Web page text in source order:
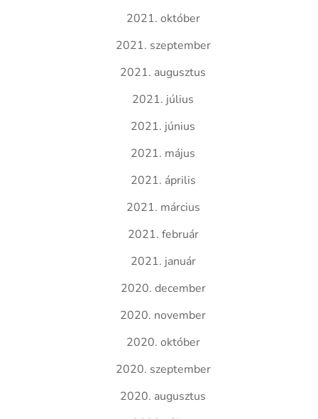
2021. október
2021. szeptember
2021. augusztus
2021. július
2021. június
2021. május
2021. április
2021. március
2021. február
2021. január
2020. december
2020. november
2020. október
2020. szeptember
2020. augusztus